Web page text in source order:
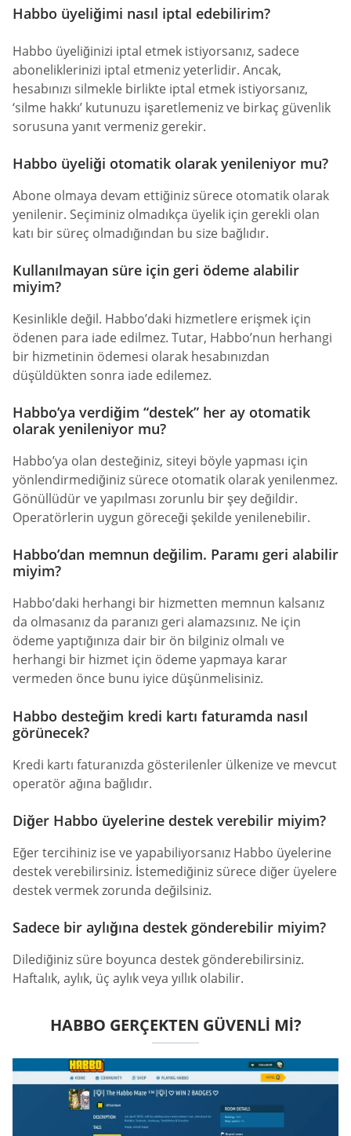
Habbo üyeliğimi nasıl iptal edebilirim?
Habbo üyeliğinizi iptal etmek istiyorsanız, sadece
aboneliklerinizi iptal etmeniz yeterlidir. Ancak,
hesabınızı silmekle birlikte iptal etmek istiyorsanız,
‘silme hakkı’ kutunuzu işaretlemeniz ve birkaç güvenlik
sorusuna yanıt vermeniz gerekir.
Habbo üyeliği otomatik olarak yenileniyor mu?
Abone olmaya devam ettiğiniz sürece otomatik olarak
yenilenir. Seçiminiz olmadıkça üyelik için gerekli olan
katı bir süreç olmadığından bu size bağlıdır.
Kullanılmayan süre için geri ödeme alabilir
miyim?
Kesinlikle değil. Habbo’daki hizmetlere erişmek için
ödenen para iade edilmez. Tutar, Habbo’nun herhangi
bir hizmetinin ödemesi olarak hesabınızdan
düşüldükten sonra iade edilemez.
Habbo’ya verdiğim “destek” her ay otomatik
olarak yenileniyor mu?
Habbo’ya olan desteğiniz, siteyi böyle yapması için
yönlendirmediğiniz sürece otomatik olarak yenilenmez.
Gönüllüdür ve yapılması zorunlu bir şey değildir.
Operatörlerin uygun göreceği şekilde yenilenebilir.
Habbo’dan memnun değilim. Paramı geri alabilir
miyim?
Habbo’daki herhangi bir hizmetten memnun kalsanız
da olmasanız da paranızı geri alamazsınız. Ne için
ödeme yaptığınıza dair bir ön bilginiz olmalı ve
herhangi bir hizmet için ödeme yapmaya karar
vermeden önce bunu iyice düşünmelisiniz.
Habbo desteğim kredi kartı faturamda nasıl
görünecek?
Kredi kartı faturanızda gösterilenler ülkenize ve mevcut
operatör ağına bağlıdır.
Diğer Habbo üyelerine destek verebilir miyim?
Eğer tercihiniz ise ve yapabiliyorsanız Habbo üyelerine
destek verebilirsiniz. İstemediğiniz sürece diğer üyelere
destek vermek zorunda değilsiniz.
Sadece bir aylığına destek gönderebilir miyim?
Dilediğiniz süre boyunca destek gönderebilirsiniz.
Haftalık, aylık, üç aylık veya yıllık olabilir.
HABBO GERÇEKTEN GÜVENLI MI?